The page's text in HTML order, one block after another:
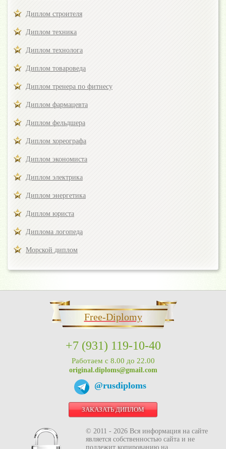
Диплом строителя
Диплом техника
Диплом технолога
Диплом товароведа
Диплом тренера по фитнесу
Диплом фармацевта
Диплом фельдшера
Диплом хореографа
Диплом экономиста
Диплом электрика
Диплом энергетика
Диплом юриста
Диплома логопеда
Морской диплом
Free-Diplomy
+7 (931) 119-10-40
Работаем с 8.00 до 22.00
original.diploms@gmail.com
@rusdiploms
ЗАКАЗАТЬ ДИПЛОМ
© 2011 - 2026 Вся информация на сайте
является собственностью сайта и не
подлежит копированию на